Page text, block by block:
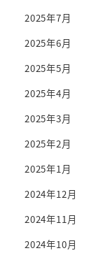
2025年7月
2025年6月
2025年5月
2025年4月
2025年3月
2025年2月
2025年1月
2024年12月
2024年11月
2024年10月